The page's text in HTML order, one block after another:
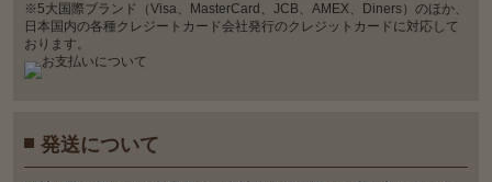
※5大国際ブランド（Visa、MasterCard、JCB、AMEX、Diners）のほか、
日本国内の各種クレジートカード会社発行のクレジットカードに対応して
おります。
発送について